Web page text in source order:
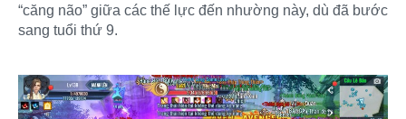
“căng não” giữa các thế lực đến nhường này, dù đã bước
sang tuổi thứ 9.